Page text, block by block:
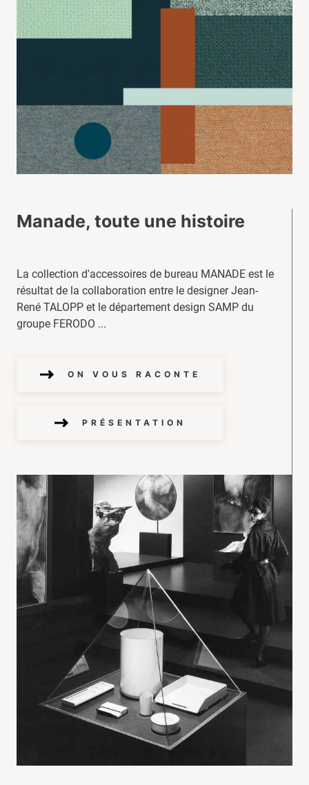
Manade, toute une histoire
La collection d'accessoires de bureau MANADE est le
résultat de la collaboration entre le designer Jean-
René TALOPP et le département design SAMP du
groupe FERODO ...
ON VOUS RACONTE
PRÉSENTATION